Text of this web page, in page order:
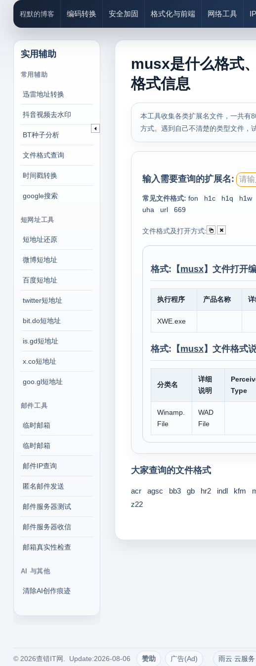
程默的博客 编码转换 安全加固 格式化与前端 网络工具
实用辅助
常用辅助
迅雷地址转换
抖音视频去水印
BT种子分析
文件格式查询
时间戳转换
google搜索
短网址工具
短地址还原
微博短地址
百度短地址
twitter短地址
bit.do短地址
is.gd短地址
x.co短地址
goo.gl短地址
邮件工具
临时邮箱
临时邮箱
邮件IP查询
匿名邮件发送
邮件服务器测试
邮件服务器收信
邮箱真实性检查
AI 与其他
清除AI创作痕迹
musx是什么格式
格式信息
本工具收集各类扩展名文件，一共有
方式。遇到自己不清楚的类型文件，
输入需要查询的扩展名:
常见文件格式: fon h1c h1q h1w
uha
url 669
文件格式及打开方式:
格式:【musx】文件打开
执行程序 产品名称
XWE.exe
格式:【musx】文件格式
分类名
详细
说明
Type
Winamp.
File
WAD
File
大家查询的文件格式
acr agsc bb3 gb hr2 indl kfm
z22
© 2026查错IT网. Update:2026-08-06 赞助 广告(Ad) 雨云 云服务